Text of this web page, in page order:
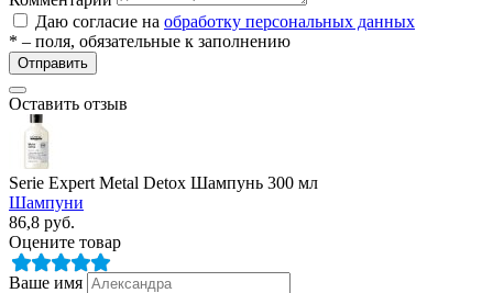
Даю согласие на обработку персональных данных
* – поля, обязательные к заполнению
Отправить
Оставить отзыв
Serie Expert Мetal Detox Шампунь 300 мл
Шампуни
86,8 руб.
Оцените товар
Ваше имя